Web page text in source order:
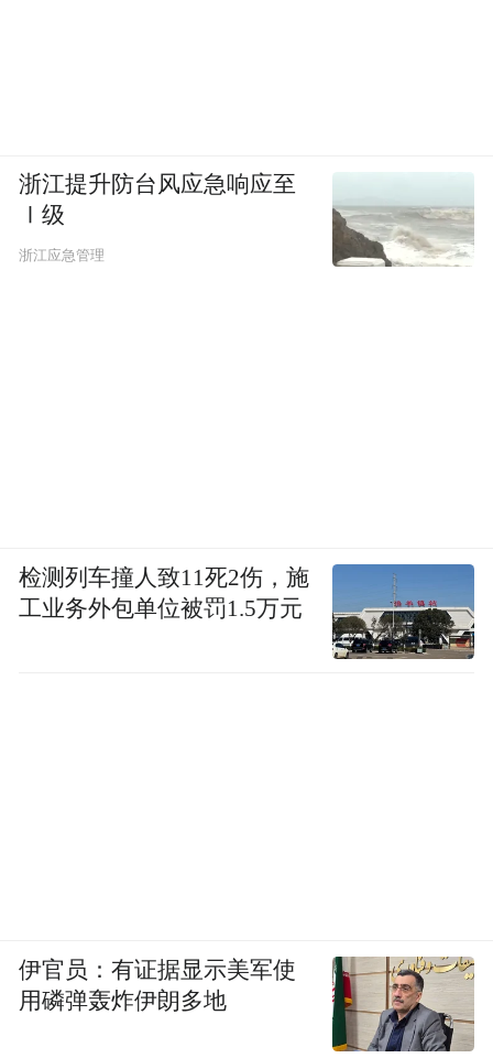
浙江提升防台风应急响应至
Ⅰ级
浙江应急管理
检测列车撞人致11死2伤，施
工业务外包单位被罚1.5万元
伊官员：有证据显示美军使
用磷弹轰炸伊朗多地